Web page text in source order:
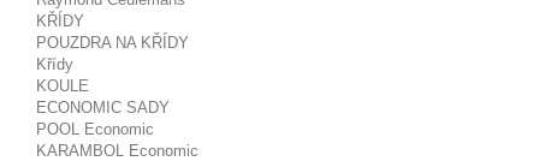
KŘÍDY
POUZDRA NA KŘÍDY
Křídy
KOULE
ECONOMIC SADY
POOL Economic
KARAMBOL Economic